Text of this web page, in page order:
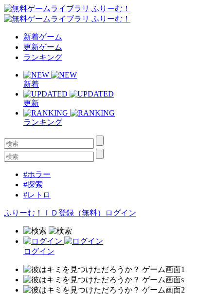
新着ゲーム
更新ゲーム
ランキング
新着
更新
ランキング
#ホラー
#探索
#レトロ
ふりーむ！ＩＤ登録（無料） ログイン
ログイン